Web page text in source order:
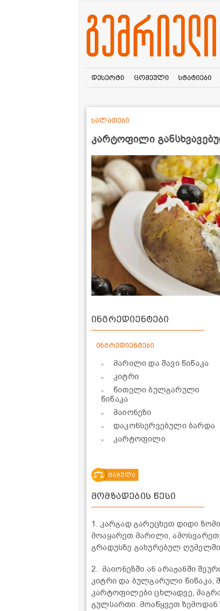
დესერტი ცომეული სტატიები
კარტოფილი
სალათები
ინგრედიენტები
ინგრედიენტები
მარილი და შავი წიწაკა
კიტრი
წითელი ბულგარული
წიწაკა
მაიონეზი
დაკონსერვებული ბარდა
კარტოფილი
ტაბულა
მომზადების წესი
1. კარგად გარეცხეთ დიდი
მოაყარეთ მარილი, ამოსვარეთ
გრადუსზე გახურებულ
2. მაიონეზში ან არაჟანში
კიტრი და ბულგარული წიწაკა,
კარტოფილები ცხლადვე,
გულსართი. მოაწყვეთ ზემოდან